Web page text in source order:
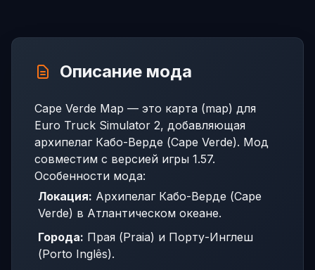
Описание мода
Cape Verde Map — это карта (map) для
Euro Truck Simulator 2, добавляющая
архипелаг Кабо-Верде (Cape Verde). Мод
совместим с версией игры 1.57.
Особенности мода:
Локация: Архипелаг Кабо-Верде (Cape
Verde) в Атлантическом океане.
Города: Прая (Praia) и Порту-Инглеш
(Porto Inglês).